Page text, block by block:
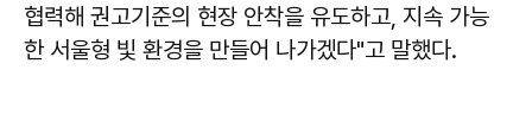
협력해 권고기준의 현장 안착을 유도하고, 지속 가능
한 서울형 빛 환경을 만들어 나가겠다"고 말했다.